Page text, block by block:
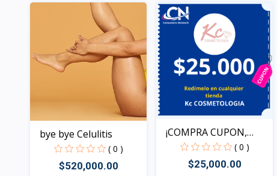
bye bye Celulitis
( 0 )
$520,000.00
¡COMPRA CUPON,
REDIME T...
( 0 )
$25,000.00